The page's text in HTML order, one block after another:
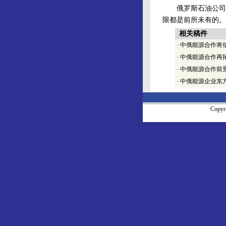
俄罗斯石油公司
限都是前所未有的
相关稿件
· 中俄能源合作将
· 中俄能源合作再
· 中俄能源合作前
· 中俄能源企业东